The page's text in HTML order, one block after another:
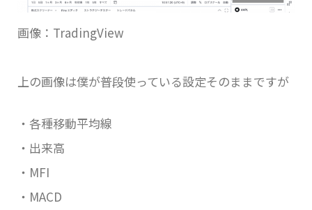
画像：TradingView
上の画像は僕が普段使っている設定そのままですが
・各種移動平均線
・出来高
・MFI
・MACD